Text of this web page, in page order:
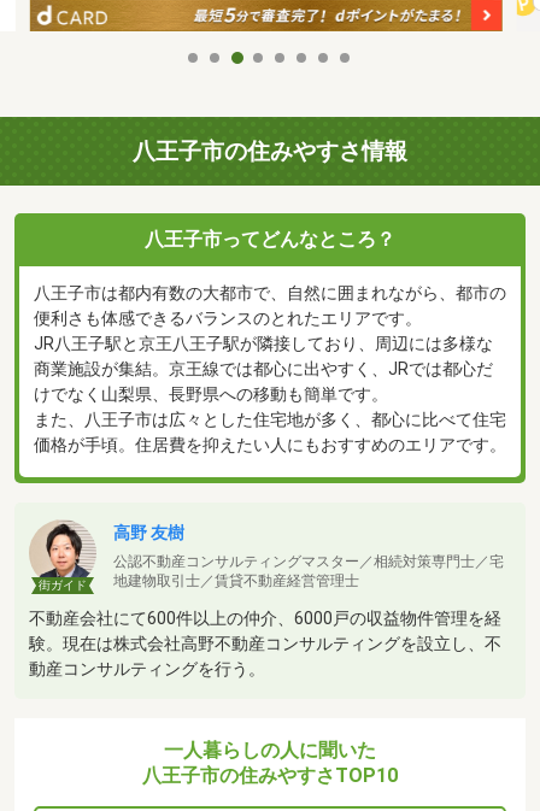
八王子市の住みやすさ情報
八王子市ってどんなところ？
八王子市は都内有数の大都市で、自然に囲まれながら、都市の
便利さも体感できるバランスのとれたエリアです。
JR八王子駅と京王八王子駅が隣接しており、周辺には多様な
商業施設が集結。京王線では都心に出やすく、JRでは都心だ
けでなく山梨県、長野県への移動も簡単です。
また、八王子市は広々とした住宅地が多く、都心に比べて住宅
価格が手頃。住居費を抑えたい人にもおすすめのエリアです。
街ガイド
高野 友樹
公認不動産コンサルティングマスター／相続対策専門士／宅
地建物取引士／賃貸不動産経営管理士
不動産会社にて600件以上の仲介、6000戸の収益物件管理を経
験。現在は株式会社高野不動産コンサルティングを設立し、不
動産コンサルティングを行う。
一人暮らしの人に聞いた
八王子市の住みやすさTOP10